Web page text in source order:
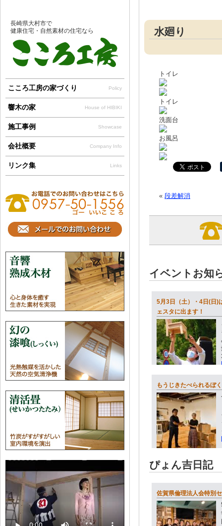
水廻り
トイレ
トイレ
洗面台
お風呂
« 段差解消
イベントお知
5月3日（土）・4日(日)
ェスタに出ます！
もうじきたべられるぼ
ぴょん吉日記
佐賀県倫理法人会特別
長崎県大村市で
健康住宅・自然素材の住宅なら
こころ工房の家づくり Policy
響木の家 House of HIBIKI
施工事例 Showcase
会社概要 Company Info
リンク集 Links